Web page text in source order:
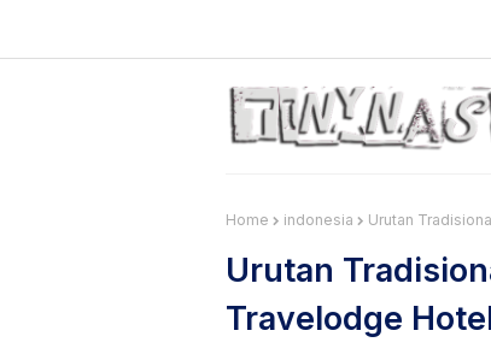
Home indonesia Urutan
Urutan
Travelodge